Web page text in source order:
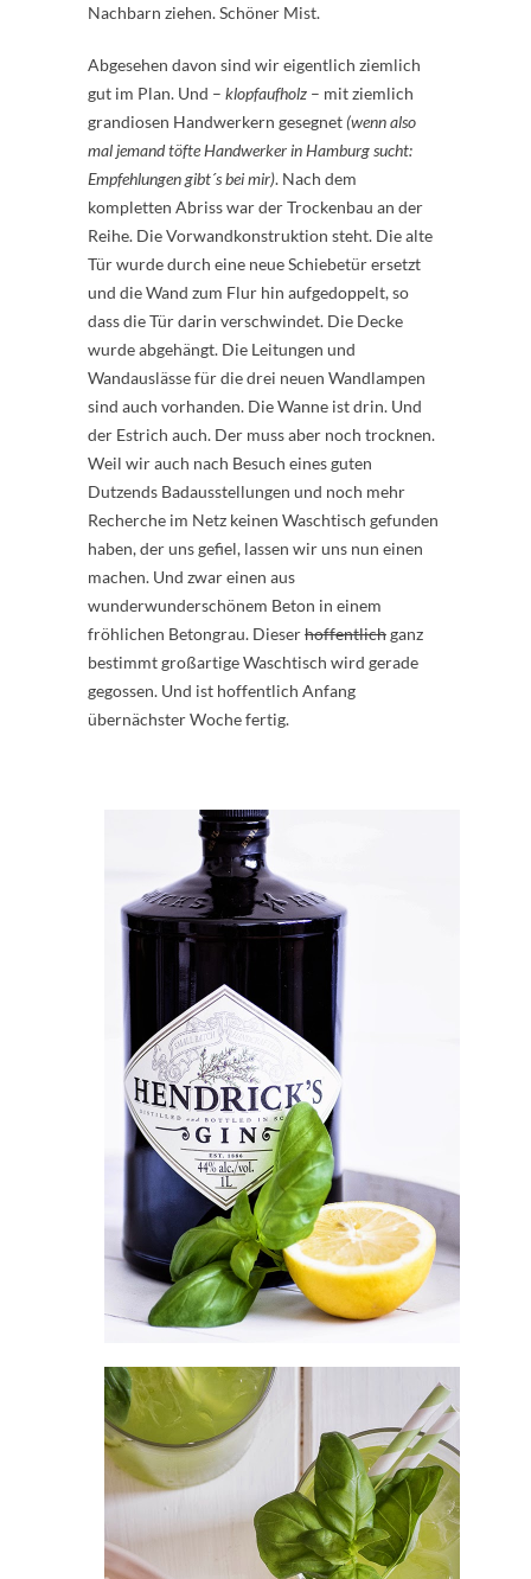
Nachbarn ziehen. Schöner Mist.
Abgesehen davon sind wir eigentlich ziemlich
gut im Plan. Und – klopfaufholz – mit ziemlich
grandiosen Handwerkern gesegnet (wenn also
mal jemand töfte Handwerker in Hamburg sucht:
Empfehlungen gibt´s bei mir). Nach dem
kompletten Abriss war der Trockenbau an der
Reihe. Die Vorwandkonstruktion steht. Die alte
Tür wurde durch eine neue Schiebetür ersetzt
und die Wand zum Flur hin aufgedoppelt, so
dass die Tür darin verschwindet. Die Decke
wurde abgehängt. Die Leitungen und
Wandauslässe für die drei neuen Wandlampen
sind auch vorhanden. Die Wanne ist drin. Und
der Estrich auch. Der muss aber noch trocknen.
Weil wir auch nach Besuch eines guten
Dutzends Badausstellungen und noch mehr
Recherche im Netz keinen Waschtisch gefunden
haben, der uns gefiel, lassen wir uns nun einen
machen. Und zwar einen aus
wunderwunderschönem Beton in einem
fröhlichen Betongrau. Dieserhoffentlichganz
bestimmt großartige Waschtisch wird gerade
gegossen. Und ist hoffentlich Anfang
übernächster Woche fertig.